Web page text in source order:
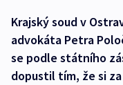
Krajský soud v
advokáta Petra
se podle státního
dopustil tím, že si